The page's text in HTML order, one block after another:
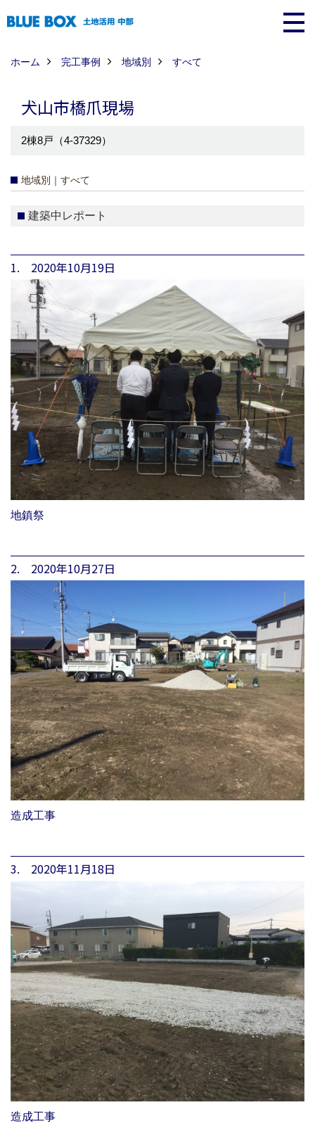
ホーム 完工事例 地域別 すべて
犬山市橋爪現場
2棟8戸（4-37329）
地域別｜すべて
建築中レポート
1. 2020年10月19日
地鎮祭
2. 2020年10月27日
造成工事
3. 2020年11月18日
造成工事